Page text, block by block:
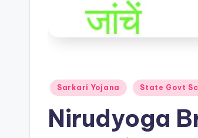
Posted
Sarkari Yojana State Govt
Nirudyoga